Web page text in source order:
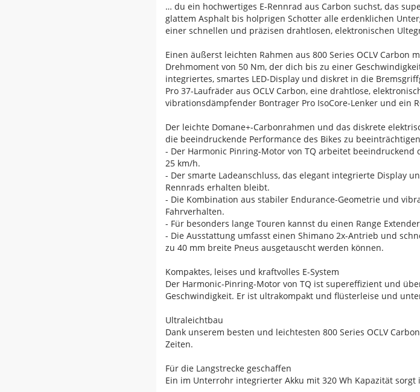
… du ein hochwertiges E-Rennrad aus Carbon suchst, das
glattem Asphalt bis holprigen Schotter alle erdenklichen
einer schnellen und präzisen drahtlosen, elektronischen
Einen äußerst leichten Rahmen aus 800 Series OCLV
Drehmoment von 50 Nm, der dich bis zu einer
integriertes, smartes LED-Display und diskret in die
Pro 37-Laufräder aus OCLV Carbon, eine drahtlose,
vibrationsdämpfender Bontrager Pro IsoCore-Lenker und ein
Der leichte Domane+-Carbonrahmen und das diskrete
die beeindruckende Performance des Bikes zu
- Der Harmonic Pinring-Motor von TQ arbeitet
25 km/h.
- Der smarte Ladeanschluss, das elegant integrierte Display
Rennrads erhalten bleibt.
- Die Kombination aus stabiler Endurance-Geometrie und
Fahrverhalten.
- Für besonders lange Touren kannst du einen Range
- Die Ausstattung umfasst einen Shimano 2x-Antrieb und
zu 40 mm breite Pneus ausgetauscht werden können.
Kompaktes, leises und kraftvolles E-System
Der Harmonic-Pinring-Motor von TQ ist supereffizient und
Geschwindigkeit. Er ist ultrakompakt und flüsterleise und
Ultraleichtbau
Dank unserem besten und leichtesten 800 Series OCLV
Zeiten.
Für die Langstrecke geschaffen
Ein im Unterrohr integrierter Akku mit 320 Wh Kapazität